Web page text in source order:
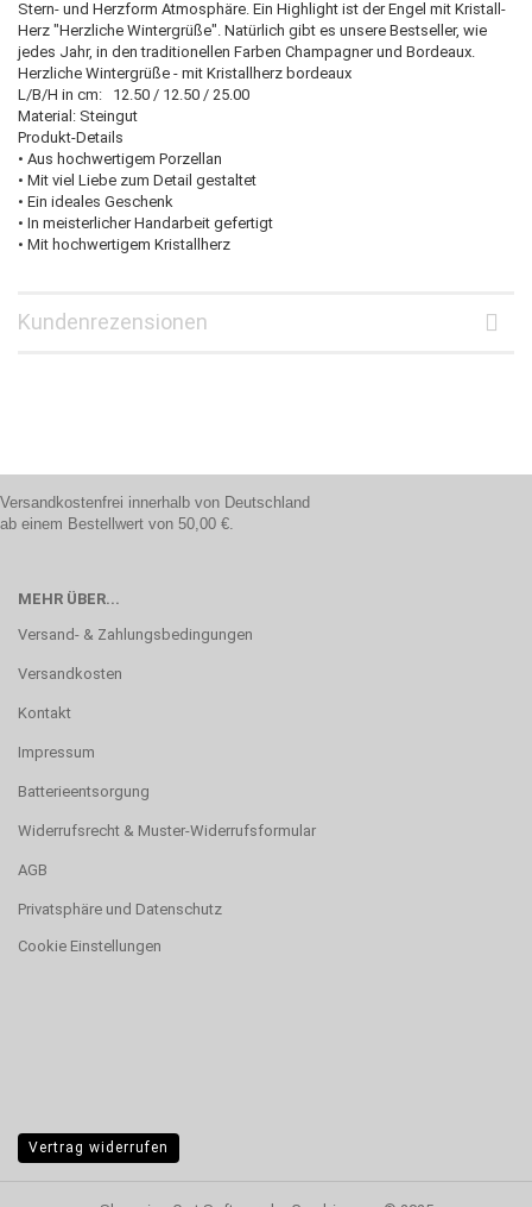
Stern- und Herzform Atmosphäre. Ein Highlight ist der Engel mit Kristall-
Herz "Herzliche Wintergrüße". Natürlich gibt es unsere Bestseller, wie
jedes Jahr, in den traditionellen Farben Champagner und Bordeaux.
Herzliche Wintergrüße - mit Kristallherz bordeaux
L/B/H in cm: 12.50 / 12.50 / 25.00
Material: Steingut
Produkt-Details
• Aus hochwertigem Porzellan
• Mit viel Liebe zum Detail gestaltet
• Ein ideales Geschenk
• In meisterlicher Handarbeit gefertigt
• Mit hochwertigem Kristallherz
Kundenrezensionen
Versandkostenfrei innerhalb von Deutschland
ab einem Bestellwert von 50,00 €.
MEHR ÜBER...
Versand- & Zahlungsbedingungen
Versandkosten
Kontakt
Impressum
Batterieentsorgung
Widerrufsrecht & Muster-Widerrufsformular
AGB
Privatsphäre und Datenschutz
Cookie Einstellungen
Vertrag widerrufen